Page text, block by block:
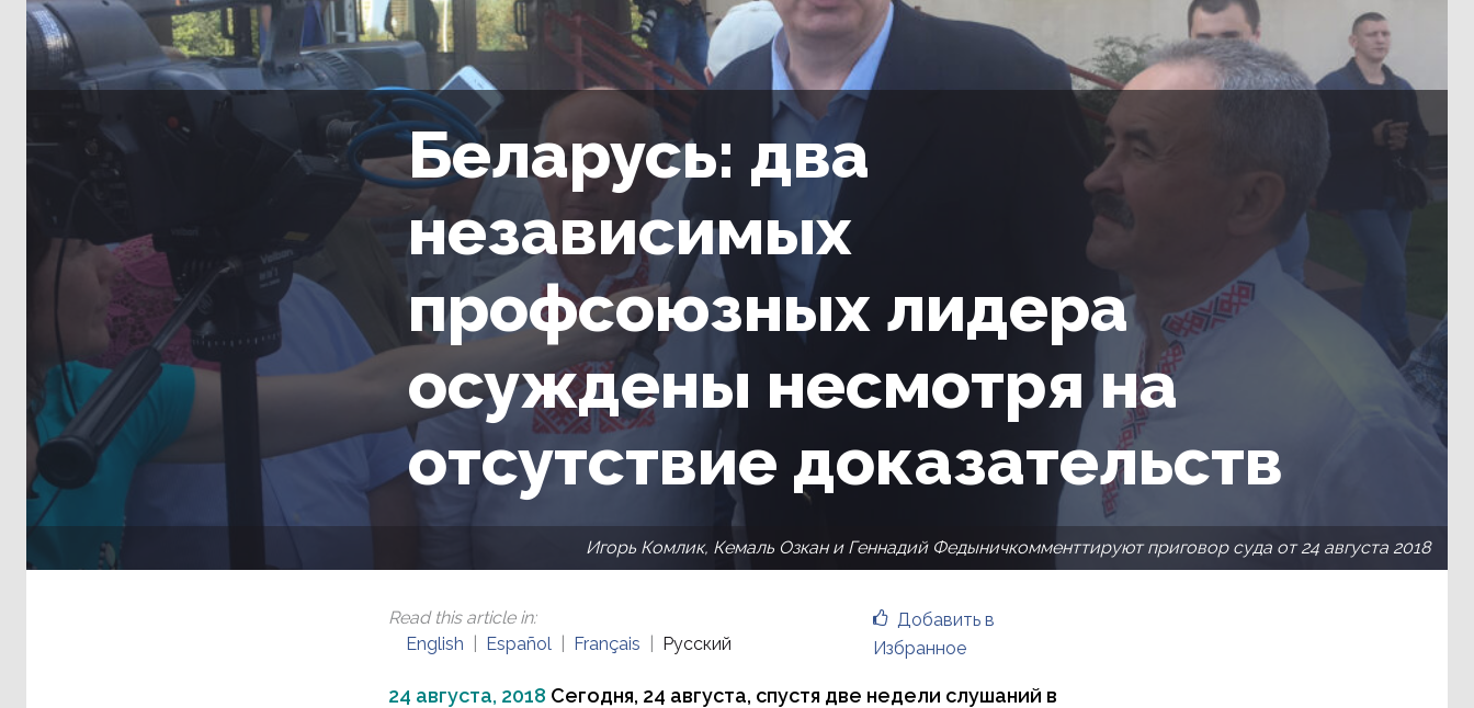
Беларусь: два
независимых
профсоюзных лидера
осуждены несмотря на
отсутствие доказательств
Игорь Комлик, Кемаль Озкан и Геннадий Федыничкомменттируют приговор суда от 24 августа 2018
Добавить в
Избранное
Read this article in:
English
Español Français Русский
24 августа, 2018 Сегодня, 24 августа, спустя две недели слушаний в